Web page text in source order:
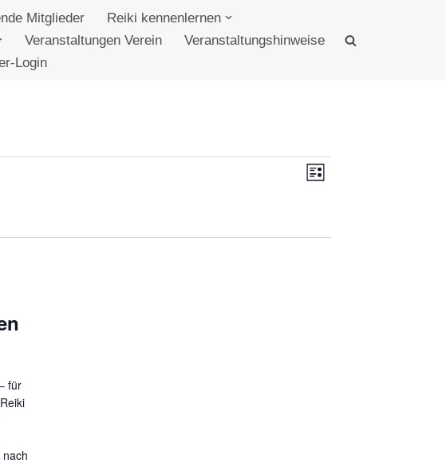
Mitglieder
Reiki kennenlernen
Veranstaltungen Verein
Veranstaltungshinweise
Login
Ansichten-
Navigation
Liste
für